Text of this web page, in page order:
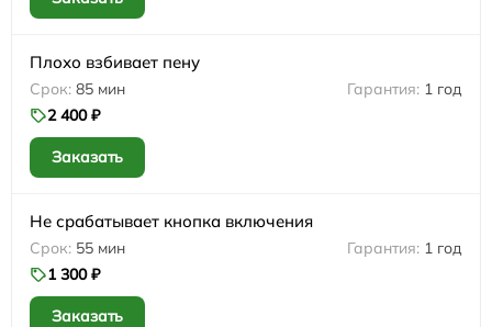
Плохо взбивает пену
85 мин
1 год
2 400 ₽
Заказать
Не срабатывает кнопка включения
55 мин
1 год
1 300 ₽
Заказать